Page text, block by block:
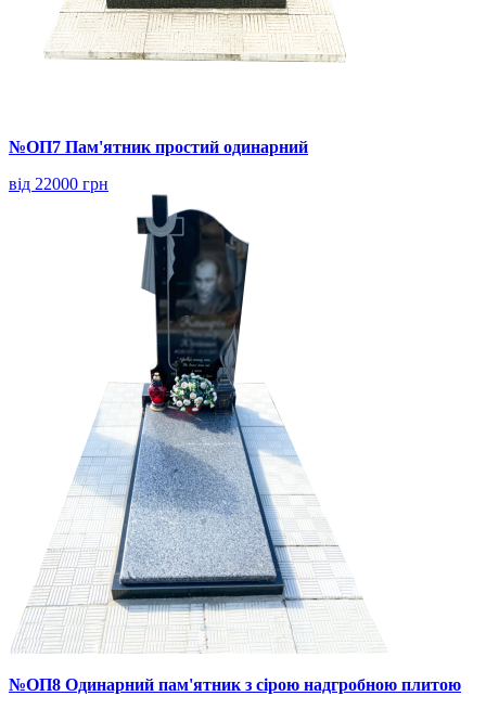
№ОП7 Пам'ятник простий одинарний
від 22000 грн
№ОП8 Одинарний пам'ятник з сірою надгробною плитою